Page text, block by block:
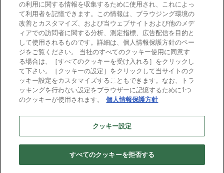
mcframeナビ（ユーザ登録者）
mcframeユーザ会サイト（MCUG会員専用）
ID発行をご希望の方はこちら
パートナー専用サイト
mcframe GAパートナー専用サイト
MIJS
B-EN-Gについて
ビジネスエンジニアリング株式会社
の利用に関する情報を収集するために使用され、これによっ
て利用者を記憶できます。この情報は、ブラウジング環境の
改善とカスタマイズ、および当ウェブサイトおよび他のメデ
ィアでの訪問者に関する分析、測定指標、広告配信を目的と
して使用されるものです。詳細は、個人情報保護方針のペー
ジをご覧ください。 当社のすべてのクッキー使用に同意す
る場合は、［すべてのクッキーを受け入れる］をクリックし
て下さい。［クッキーの設定］をクリックして当サイトのク
ッキー設定をカスタマイズすることもできます。なお、トラ
ッキングを行わない設定をブラウザーに記憶するために1つ
のクッキーが使用されます。
個人情報保護方針
クッキー設定
すべてのクッキーを拒否する